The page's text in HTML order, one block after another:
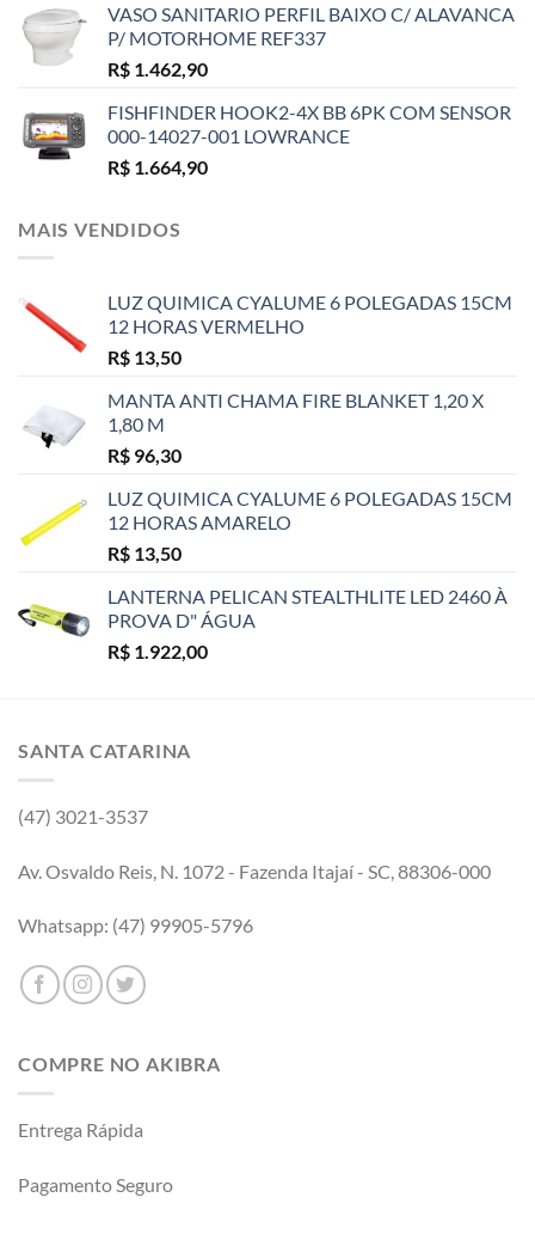
VASO SANITARIO PERFIL BAIXO C/ ALAVANCA
P/ MOTORHOME REF337
R$ 1.462,90
FISHFINDER HOOK2-4X BB 6PK COM SENSOR
000-14027-001 LOWRANCE
R$ 1.664,90
MAIS VENDIDOS
LUZ QUIMICA CYALUME 6 POLEGADAS 15CM
12 HORAS VERMELHO
R$ 13,50
MANTA ANTI CHAMA FIRE BLANKET 1,20 X
1,80 M
R$ 96,30
LUZ QUIMICA CYALUME 6 POLEGADAS 15CM
12 HORAS AMARELO
R$ 13,50
LANTERNA PELICAN STEALTHLITE LED 2460 À
PROVA D" ÁGUA
R$ 1.922,00
SANTA CATARINA
(47) 3021-3537
Av. Osvaldo Reis, N. 1072 - Fazenda Itajaí - SC, 88306-000
Whatsapp: (47) 99905-5796
COMPRE NO AKIBRA
Entrega Rápida
Pagamento Seguro